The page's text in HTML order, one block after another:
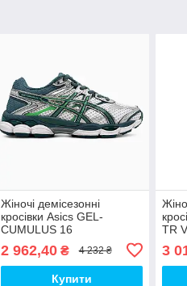
Жіночі демісезонні
кросівки Asics GEL-
CUMULUS 16
White/Ironclad (білі) модні
спортивні текстильні кроси
Asc-0245 Асікс топ
2 962,40₴ 4 232 ₴
Купити
TR
3